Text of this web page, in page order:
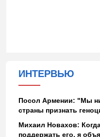
ИНТЕРВЬЮ
Посол Армении: "Мы
страны признать
Михаил Новахов:
поддержать его, я